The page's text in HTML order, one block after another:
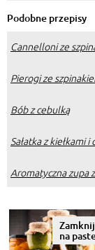
Podobne przepisy
Cannelloni ze
Pierogi ze
Bób z cebulką
Sałatka z kiełkami
Aromatyczna zupa
na